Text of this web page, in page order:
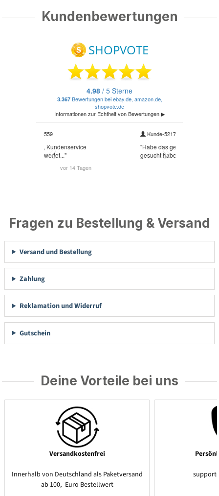
Kundenbewertungen
Fragen zu Bestellung & Versand
Versand und Bestellung
Zahlung
Reklamation und Widerruf
Gutschein
Deine Vorteile bei uns
Versandkostenfrei
Innerhalb von Deutschland als Paketversand
ab 100,- Euro Bestellwert